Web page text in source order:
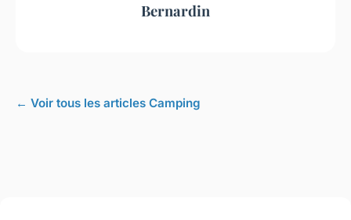
Bernardin
← Voir tous les articles Camping